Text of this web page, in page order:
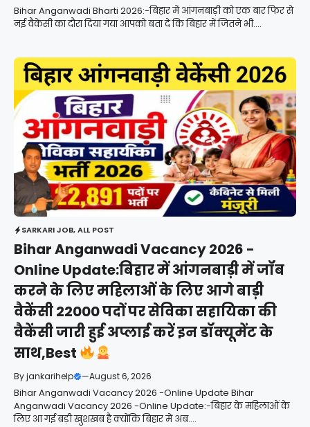
Bihar Anganwadi Bharti 2026:-बिहार में आंगनबाड़ी को एक बार फिर से
नई वैकेंसी का दौरा दिया गया आपको बता दे कि बिहार में जितने भी....
SARKARI JOB,ALL POST
Bihar Anganwadi Vacancy 2026 -
Online Update:बिहार में आंगनबाड़ी में जॉब
करने के लिए महिलाओं के लिए आगे बाड़ी
वैकेंसी 22000 पदों पर सेविका सहायिका की
वैकेंसी जारी हुई अप्लाई करें इन डॉक्यूमेंट के
साथ,Best
Byjankarihelp —August 6, 2026
Bihar Anganwadi Vacancy 2026 -Online Update Bihar
Anganwadi Vacancy 2026 -Online Update:-बिहार के महिलाओं के
लिए आ गई बड़ी खुशखब है क्योंकि बिहार में अब....